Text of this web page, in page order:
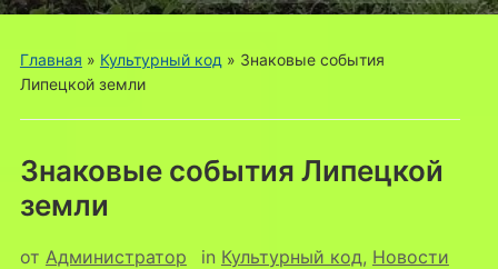
меню
Главная » Культурный код » Знаковые события
Липецкой земли
Знаковые события Липецкой
земли
от Администратор in Культурный код, Новости